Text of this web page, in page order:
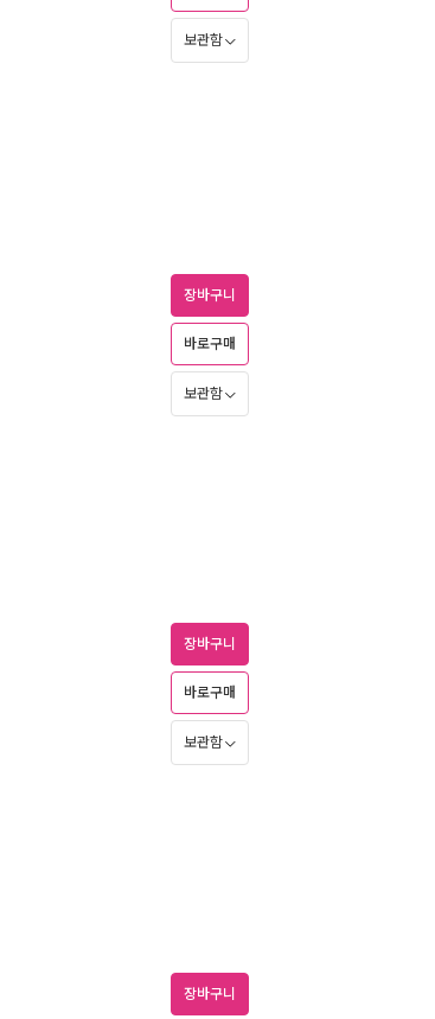
보관함
장바구니
바로구매
보관함
장바구니
바로구매
보관함
장바구니